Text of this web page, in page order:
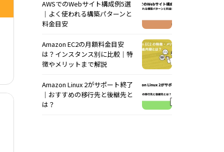
AWSでのWebサイト構成例5選
｜よく使われる構築パターンと
料金目安
Amazon EC2の月額料金目安
は？インスタンス別に比較｜特
徴やメリットまで解説
Amazon Linux 2がサポート終了
｜おすすめの移行先と後継先と
は？